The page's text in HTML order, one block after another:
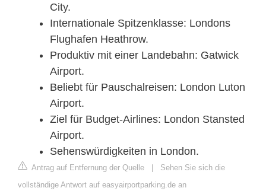
City.
Internationale Spitzenklasse: Londons
Flughafen Heathrow.
Produktiv mit einer Landebahn: Gatwick
Airport.
Beliebt für Pauschalreisen: London Luton
Airport.
Ziel für Budget-Airlines: London Stansted
Airport.
Sehenswürdigkeiten in London.
Antrag auf Entfernung der Quelle | Sehen Sie sich die
vollständige Antwort auf easyairportparking.de an